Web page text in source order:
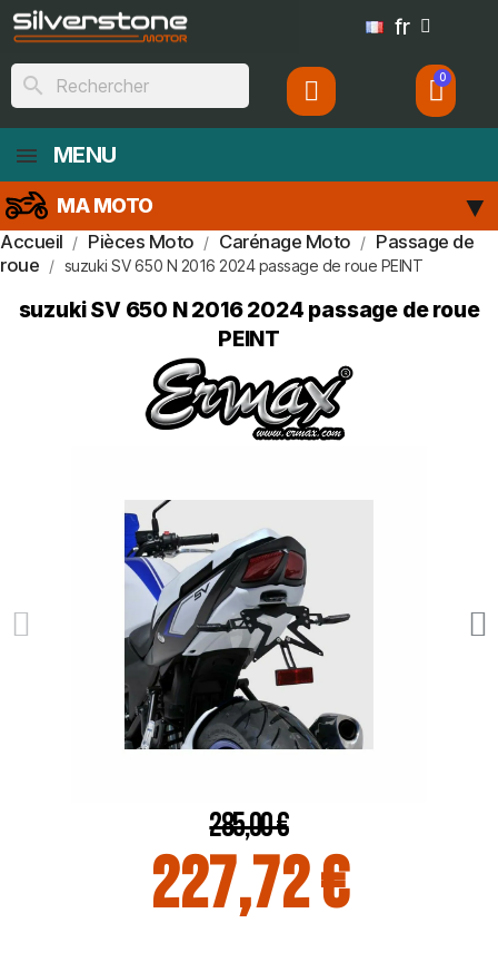
fr
search
MENU
MA MOTO
Accueil Pièces Moto Carénage Moto
Passage de
roue
suzuki SV 650 N 2016 2024 passage de roue PEINT
suzuki SV 650 N 2016 2024 passage de roue
PEINT
285,00 €
227,72 €